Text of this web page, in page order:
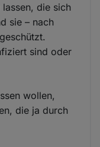
die sich
sie – nach
sind oder
wollen,
die ja durch